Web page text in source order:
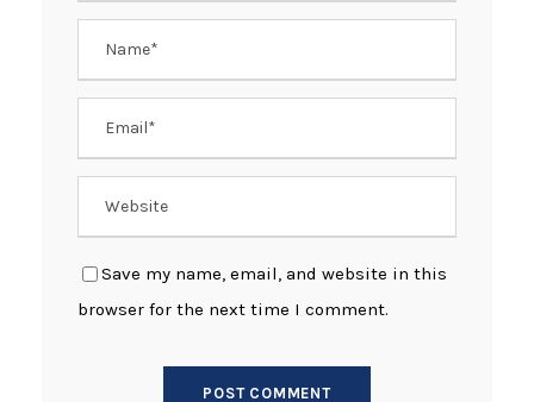
Save my name, email, and website in this
browser for the next time I comment.